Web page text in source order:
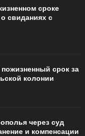
сроке
свиданиях с
срок за
колонии
через суд
и компенсации